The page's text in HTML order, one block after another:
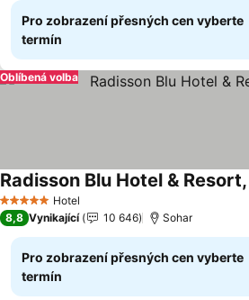
Pro zobrazení přesných cen vyberte
termín
Oblíbená volba
5 Počet hvězdiček
Hotel
Radisson Blu Hotel &
8,8 Vynikající 10 646 Sohar
Pro zobrazení přesných cen vyberte
termín